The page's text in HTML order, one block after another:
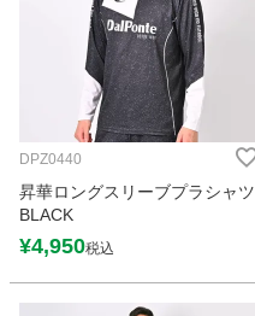
DPZ0440
昇華ロングスリーブプラシャツ
BLACK
¥4,950税込